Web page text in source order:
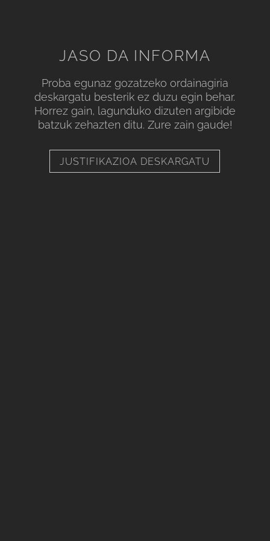
JASO DA INFORMA
Proba egunaz gozatzeko ordainagiria
deskargatu besterik ez duzu egin behar.
Horrez gain, lagunduko dizuten argibide
batzuk zehazten ditu. Zure zain gaude!
JUSTIFIKAZIOA DESKARGATU